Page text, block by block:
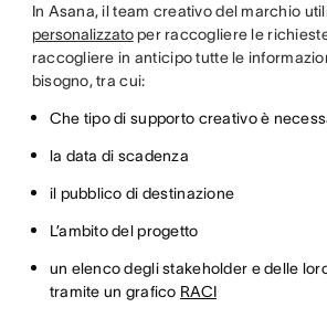
In Asana, il team creativo del marchio
personalizzatoper raccogliere le
raccogliere in anticipo tutte le
bisogno, tra cui:
Che tipo di supporto creativo è
la data di scadenza
il pubblico di destinazione
L’ambito del progetto
un elenco degli stakeholder e delle
tramite un grafico RACI